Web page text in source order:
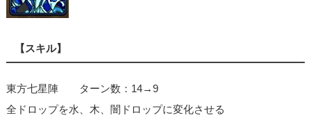
【スキル】
東方七星陣 ターン数：14→9
全ドロップを水、木、闇ドロップに変化させる